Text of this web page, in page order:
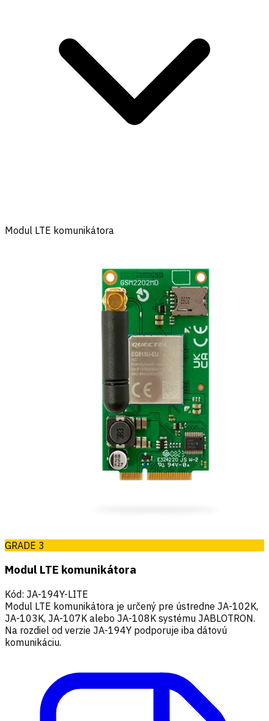
Modul LTE komunikátora
GRADE 3
Modul LTE komunikátora
Kód: JA-194Y-LITE
Modul LTE komunikátora je určený pre ústredne JA-102K,
JA-103K, JA-107K alebo JA-108K systému JABLOTRON.
Na rozdiel od verzie JA-194Y podporuje iba dátovú
komunikáciu.